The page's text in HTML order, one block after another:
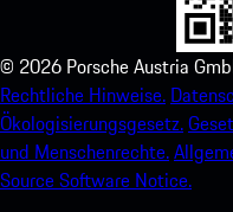
© 2026 Porsche Austria
Rechtliche Hinweise.
Ökologisierungsgesetz.
und Menschenrechte.
Source Software Notice.